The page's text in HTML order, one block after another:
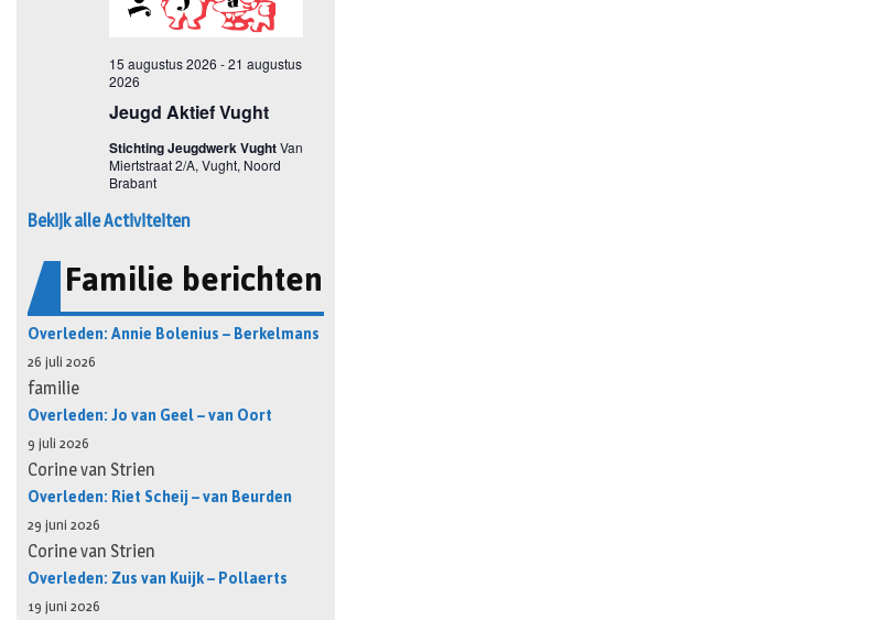
Bekijk alle Activiteiten
Familie berichten
Overleden: Annie Bolenius – Berkelmans
26 juli 2026
familie
Overleden: Jo van Geel – van Oort
9 juli 2026
Corine van Strien
Overleden: Riet Scheij – van Beurden
29 juni 2026
Corine van Strien
Overleden: Zus van Kuijk – Pollaerts
19 juni 2026